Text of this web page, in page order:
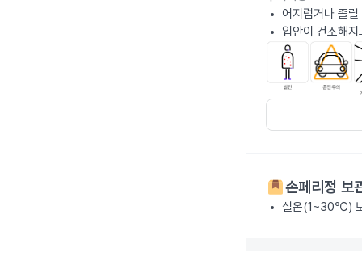
어지럽거나 졸
입안이 건조해
손페리정 보
실온(1~30℃)